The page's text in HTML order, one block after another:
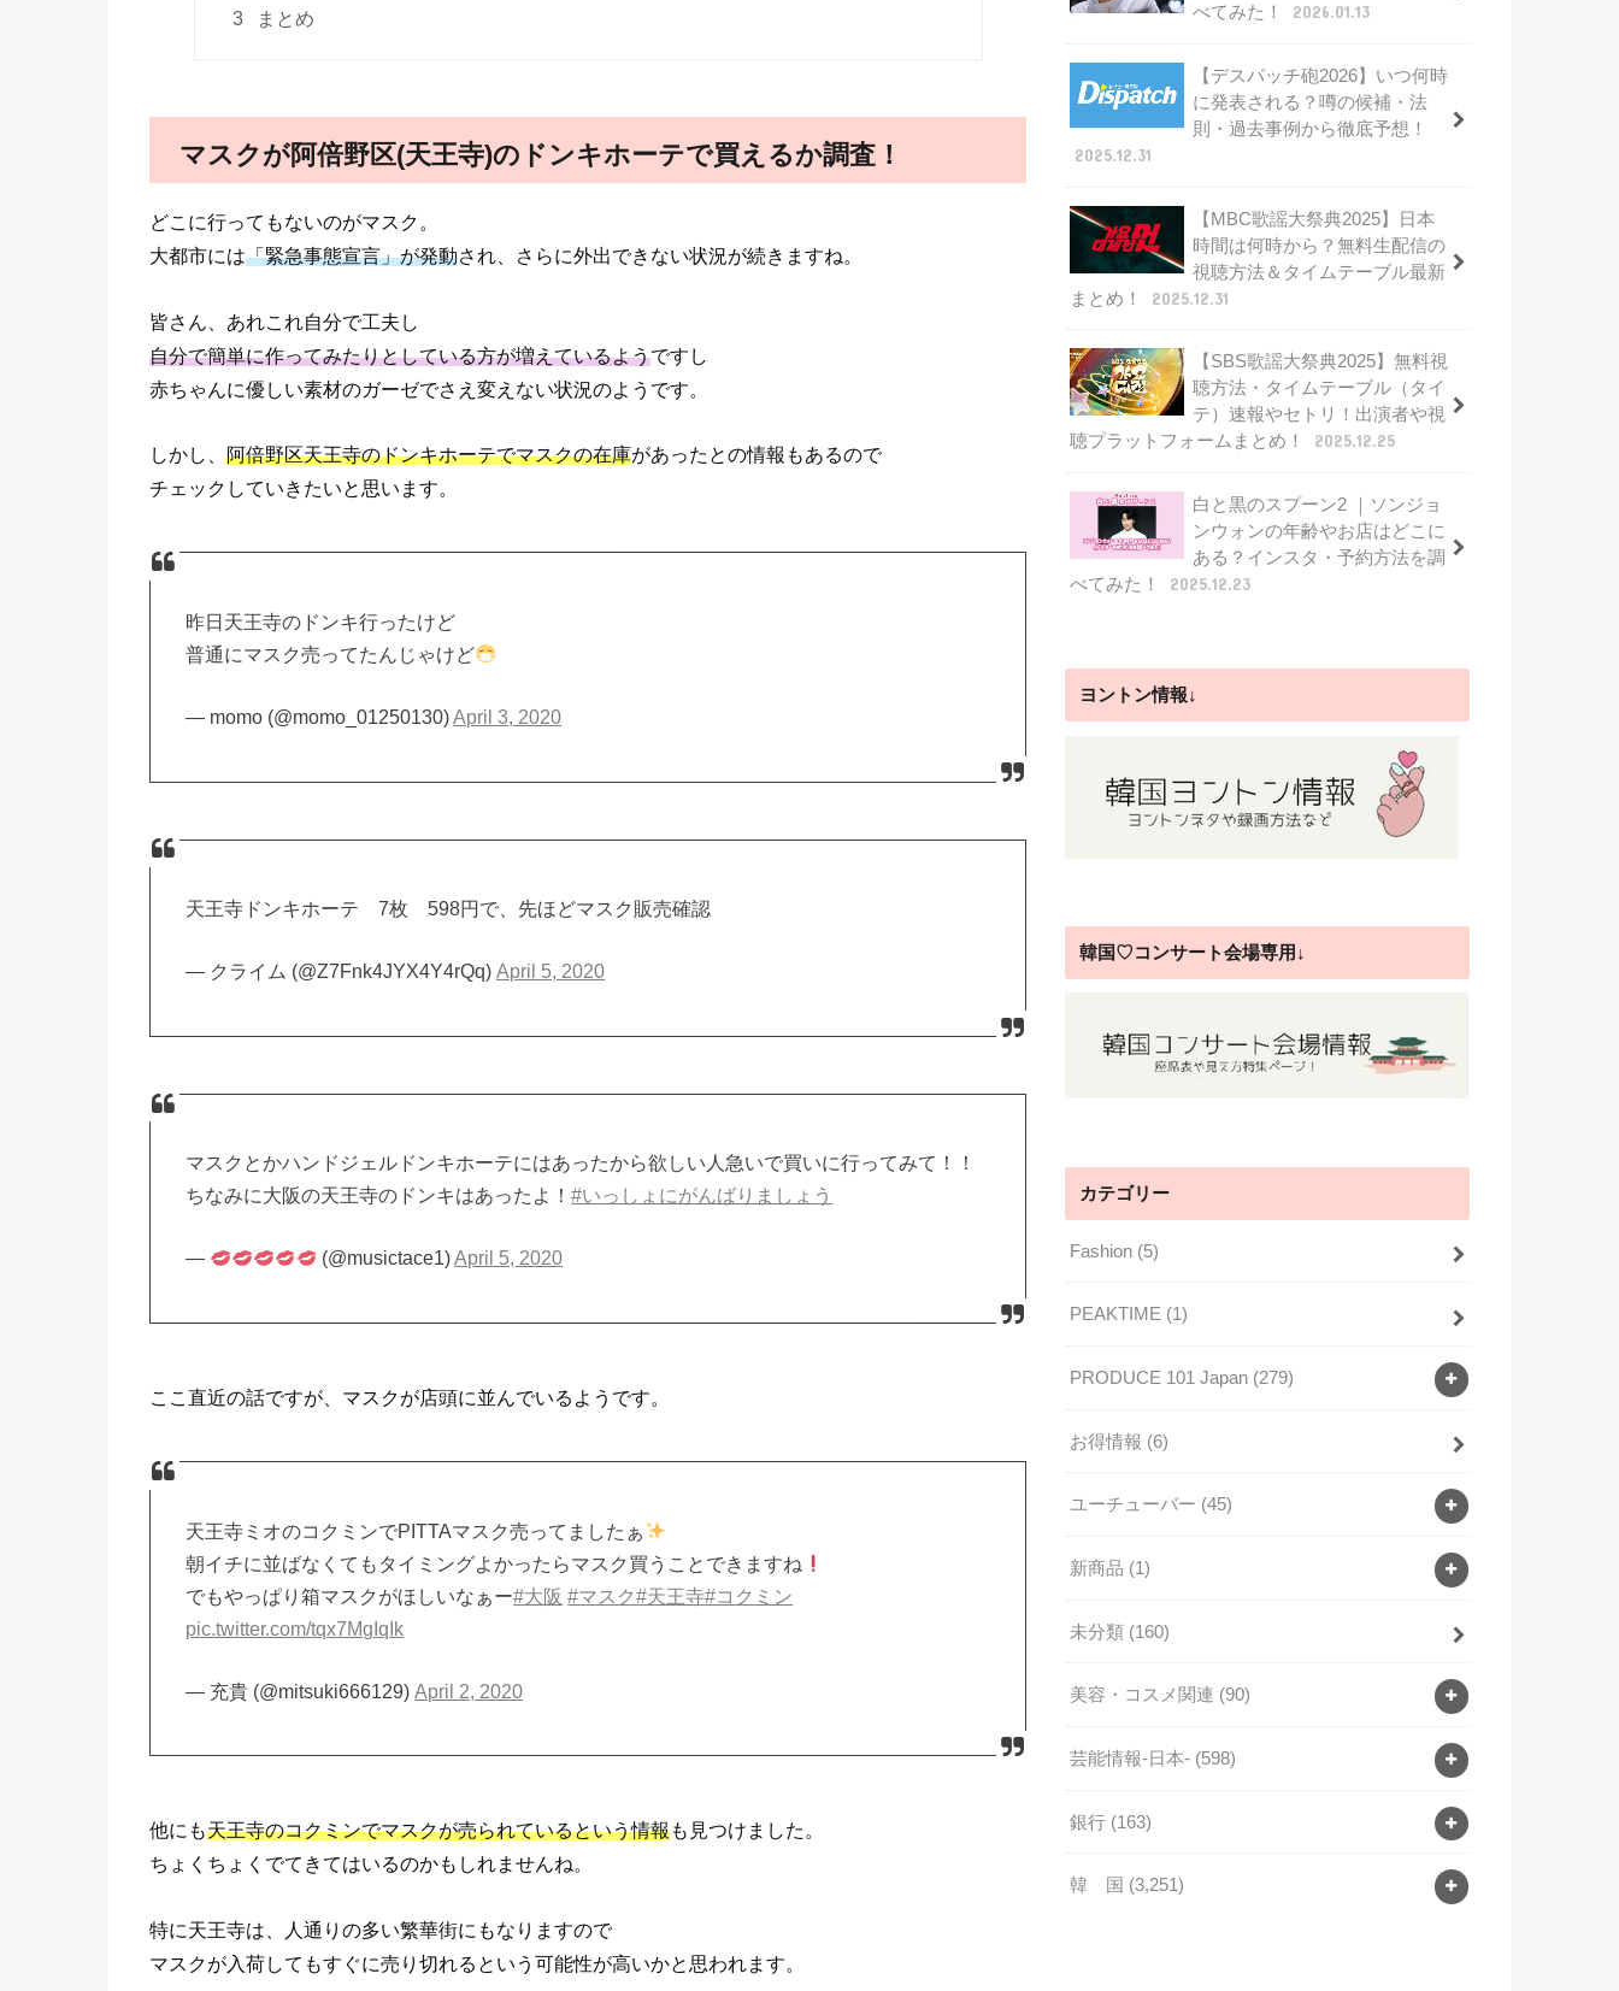
3 まとめ
マスクが阿倍野区(天王寺)のドンキホーテで買えるか調査！
どこに行ってもないのがマスク。
大都市には「緊急事態宣言」が発動され、さらに外出できない状況が続きますね。
皆さん、あれこれ自分で工夫し
自分で簡単に作ってみたりとしている方が増えているようですし
赤ちゃんに優しい素材のガーゼでさえ変えない状況のようです。
しかし、 阿倍野区天王寺のドンキホーテでマスクの在庫があったとの情報もあるので
チェックしていきたいと思います。
昨日天王寺のドンキ行ったけど
普通にマスク売ってたんじゃけど
— momo (@momo_01250130)April 3, 2020
天王寺ドンキホーテ 7枚 598円で、先ほどマスク販売確認
— クライム (@Z7Fnk4JYX4Y4rQq)April 5, 2020
マスクとかハンドジェルドンキホーテにはあったから欲しい人急いで買いに行ってみて！！
ちなみに大阪の天王寺のドンキはあったよ！#いっしょにがんばりましょう
— (@musictace1)April 5, 2020
ここ直近の話ですが、マスクが店頭に並んでいるようです。
天王寺ミオのコクミンでPITTAマスク売ってましたぁ
朝イチに並ばなくてもタイミングよかったらマスク買うことできますね
でもやっぱり箱マスクがほしいなぁー#大阪 #マスク#天王寺#コクミン
pic.twitter.com/tqx7MgIqIk
— 充貴 (@mitsuki666129)April 2, 2020
他にも天王寺のコクミンでマスクが売られているという情報も見つけました。
ちょくちょくでてきてはいるのかもしれませんね。
特に天王寺は、人通りの多い繁華街にもなりますので
マスクが入荷してもすぐに売り切れるという可能性が高いかと思われます。
べてみた！
2026.01.13
【デスパッチ砲2026】いつ何時
に発表される？噂の候補・法
則・過去事例から徹底予想！
2025.12.31
【MBC歌謡大祭典2025】日本
時間は何時から？無料生配信の
視聴方法＆タイムテーブル最新
まとめ！
2025.12.31
【SBS歌謡大祭典2025】無料視
聴方法・タイムテーブル（タイ
テ）速報やセトリ！出演者や視
聴プラットフォームまとめ！
2025.12.25
白と黒のスプーン2 ｜ソンジョ
ンウォンの年齢やお店はどこに
ある？インスタ・予約方法を調
べてみた！
2025.12.23
ヨントン情報↓
韓国♡コンサート会場専用↓
カテゴリー
Fashion (5)
PEAKTIME (1)
PRODUCE 101 Japan (279)
お得情報 (6)
ユーチューバー (45)
新商品 (1)
未分類 (160)
美容・コスメ関連 (90)
芸能情報-日本- (598)
銀行 (163)
韓 国 (3,251)